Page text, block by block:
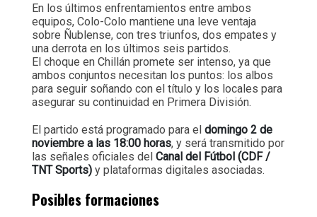
En los últimos enfrentamientos entre ambos
equipos, Colo-Colo mantiene una leve ventaja
sobre Ñublense, con tres triunfos, dos empates y
una derrota en los últimos seis partidos.
El choque en Chillán promete ser intenso, ya que
ambos conjuntos necesitan los puntos: los albos
para seguir soñando con el título y los locales para
asegurar su continuidad en Primera División.
El partido está programado para el domingo 2 de
noviembre a las 18:00 horas, y será transmitido por
las señales oficiales del Canal del Fútbol (CDF /
TNT Sports) y plataformas digitales asociadas.
Posibles formaciones